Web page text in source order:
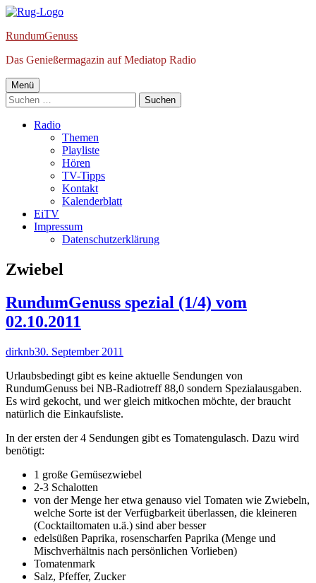
Springe
Inhalt
RundumGenuss
Das Genießermagazin auf Mediatop Radio
Primäres
Menü
Menü
Suchen
nach:
Radio
Themen
Playliste
Hören
TV-Tipps
Kontakt
Kalenderblatt
EiTV
Impressum
Datenschutzerklärung
Schlagwort:
Zwiebel
RundumGenuss spezial (1/4) vom
02.10.2011
Autor
dirknbVeröffentlicht
30. September 2011
Urlaubsbedingt gibt es keine aktuelle Sendungen von
RundumGenuss bei NB-Radiotreff 88,0 sondern Spezialausgaben.
Es wird gekocht, und wer gleich mitkochen möchte, der braucht
natürlich die Einkaufsliste.
In der ersten der 4 Sendungen gibt es Tomatengulasch. Dazu wird
benötigt:
1 große Gemüsezwiebel
2-3 Schalotten
von der Menge her etwa genauso viel Tomaten wie Zwiebeln,
welche Sorte ist der Verfügbarkeit überlassen, die kleineren
(Cocktailtomaten u.ä.) sind aber besser
edelsüßen Paprika, rosenscharfen Paprika (Menge und
Mischverhältnis nach persönlichen Vorlieben)
Tomatenmark
Salz, Pfeffer, Zucker